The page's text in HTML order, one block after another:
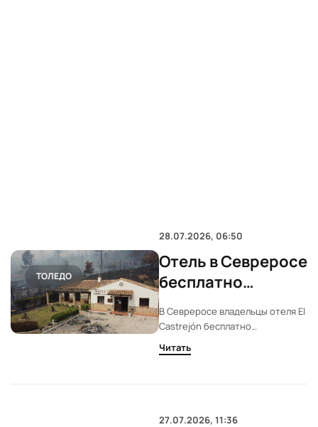
ТОЛЕДО
28.07.2026, 06:50
Отель в Севреросе
бесплатно
приютил
эвакуированных и
пожарных
В Севреросе владельцы отеля El
Castrejón бесплатно
предоставили жильё и питание
эвакуированным и пожарным.
Авиле.
Читать
27.07.2026, 11:36